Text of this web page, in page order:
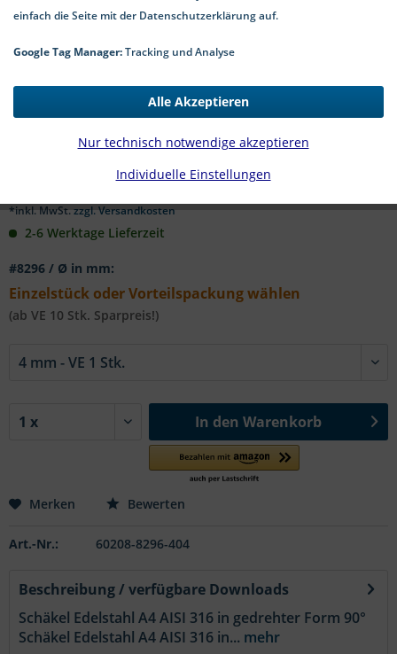
1,52 € *
*inkl. MwSt. zzgl. Versandkosten
2-6 Werktage Lieferzeit
#8296 / Ø in mm:
Einzelstück oder Vorteilspackung wählen
(ab VE 10 Stk. Sparpreis!)
In den Warenkorb
Merken Bewerten
Art.-Nr.: 60208-8296-404
Beschreibung / verfügbare Downloads
Schäkel Edelstahl A4 AISI 316 in gedrehter Form 90°
Schäkel Edelstahl A4 AISI 316 in... mehr
einfach die Seite mit der Datenschutzerklärung auf.
Google Tag Manager:Tracking und Analyse
Individuelle Einstellungen
Nur technisch notwendige akzeptieren
Alle Akzeptieren